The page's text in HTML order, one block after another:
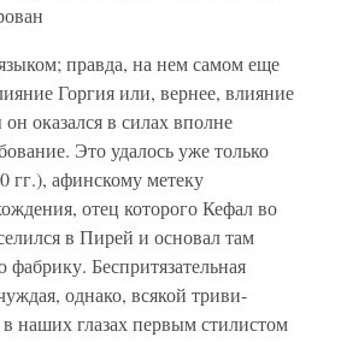
правда, на нем самом еще
Горгия или, вернее, влияние
оказался в силах вполне
Это удалось уже только
афинскому метеку
отец которого Кефал во
в Пирей и основал там
Беспритяза­тельная
однако, всякой триви­
в наших глазах первым стилистом